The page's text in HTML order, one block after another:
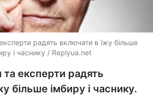
радять включати в їжу більше
і часнику / Replyua.net
експерти радять
більше імбиру і часнику.